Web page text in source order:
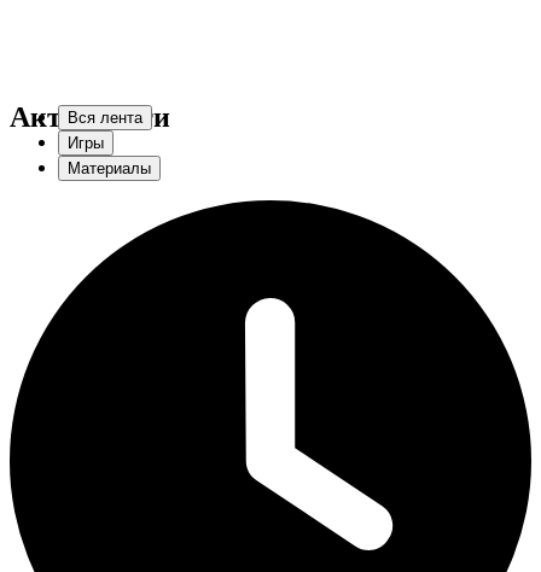
Активности
Вся лента
Игры
Материалы